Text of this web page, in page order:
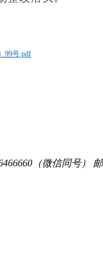
99号.pdf
（微信同号） 邮